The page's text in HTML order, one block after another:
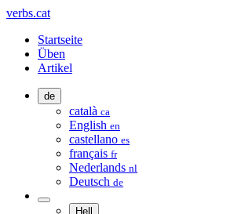
verbs.cat
Startseite
Üben
Artikel
de
català ca
English en
castellano es
français fr
Nederlands nl
Deutsch de
Hell